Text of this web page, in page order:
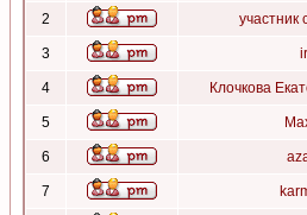
2 участник
3 ir
4 Клочкова
5
6
7